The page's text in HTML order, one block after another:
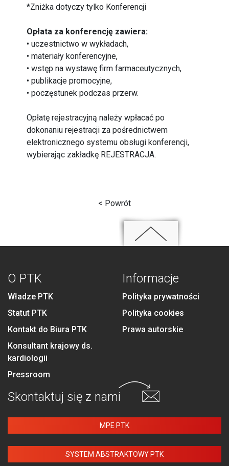
*Zniżka dotyczy tylko Konferencji
Opłata za konferencję zawiera:
• uczestnictwo w wykładach,
• materiały konferencyjne,
• wstęp na wystawę firm farmaceutycznych,
• publikacje promocyjne,
• poczęstunek podczas przerw.
Opłatę rejestracyjną należy wpłacać po
dokonaniu rejestracji za pośrednictwem
elektronicznego systemu obsługi konferencji,
wybierając zakładkę REJESTRACJA.
< Powrót
O PTK
Władze PTK
Statut PTK
Kontakt do Biura PTK
Konsultant krajowy ds.
kardiologii
Pressroom
Informacje
Polityka prywatności
Polityka cookies
Prawa autorskie
Skontaktuj się z nami
MPE PTK
SYSTEM ABSTRAKTOWY PTK